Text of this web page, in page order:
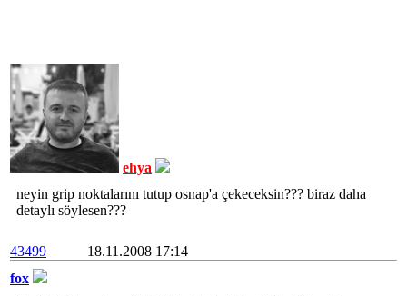
ehya
neyin grip noktalarını tutup osnap'a çekeceksin??? biraz daha
detaylı söylesen???
43499
18.11.2008 17:14
fox